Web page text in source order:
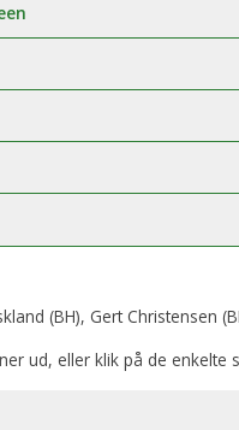
(BH), Gert Christensen
ud, eller klik på de enkelte